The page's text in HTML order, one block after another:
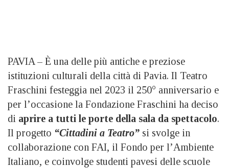
PAVIA – È una delle più antiche e preziose
istituzioni culturali della città di Pavia. Il Teatro
Fraschini festeggia nel 2023 il 250° anniversario e
per l’occasione la Fondazione Fraschini ha deciso
di aprire a tutti le porte della sala da spettacolo.
Il progetto “Cittadini a Teatro” si svolge in
collaborazione con FAI, il Fondo per l’Ambiente
Italiano, e coinvolge studenti pavesi delle scuole